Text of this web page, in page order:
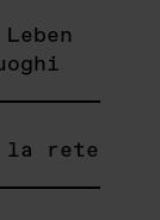
la rete